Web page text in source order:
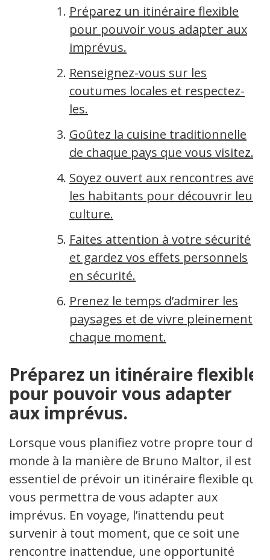
Préparez un itinéraire flexible
pour pouvoir vous adapter aux
imprévus.
Renseignez-vous sur les
coutumes locales et respectez-
les.
Goûtez la cuisine traditionnelle
de chaque pays que vous visitez.
Soyez ouvert aux rencontres avec
les habitants pour découvrir leur
culture.
Faites attention à votre sécurité
et gardez vos effets personnels
en sécurité.
Prenez le temps d’admirer les
paysages et de vivre pleinement
chaque moment.
Préparez un itinéraire flexible
pour pouvoir vous adapter
aux imprévus.
Lorsque vous planifiez votre propre tour du
monde à la manière de Bruno Maltor, il est
essentiel de prévoir un itinéraire flexible qui
vous permettra de vous adapter aux
imprévus. En voyage, l’inattendu peut
survenir à tout moment, que ce soit une
rencontre inattendue, une opportunité